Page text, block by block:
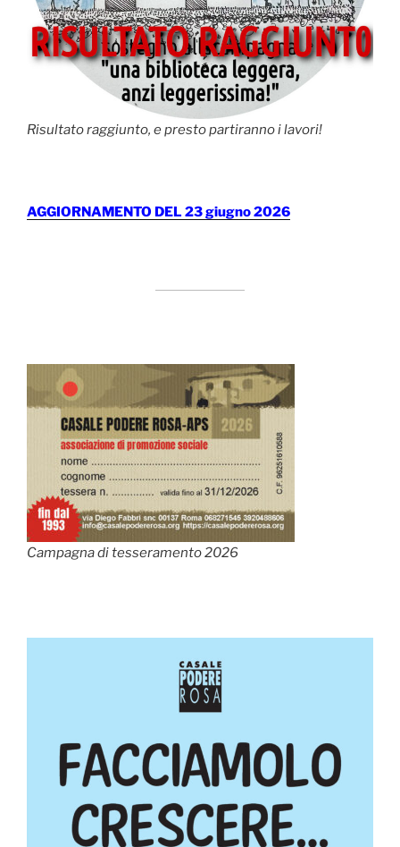
Risultato raggiunto, e presto partiranno i lavori!
AGGIORNAMENTO DEL 23 giugno 2026
Campagna di tesseramento 2026